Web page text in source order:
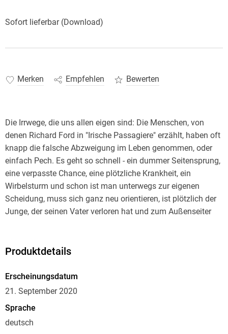
Sofort lieferbar (Download)
Merken Empfehlen Bewerten
Die Irrwege, die uns allen eigen sind: Die Menschen, von
denen Richard Ford in "Irische Passagiere" erzählt, haben oft
knapp die falsche Abzweigung im Leben genommen, oder
einfach Pech. Es geht so schnell - ein dummer Seitensprung,
eine verpasste Chance, eine plötzliche Krankheit, ein
Wirbelsturm und schon ist man unterwegs zur eigenen
Scheidung, muss sich ganz neu orientieren, ist plötzlich der
Junge, der seinen Vater verloren hat und zum Außenseiter
Anfechtungen und Prüfungen gehen. Richard Ford begegnet
berührt.
Produktdetails
Erscheinungsdatum
21. September 2020
Sprache
deutsch